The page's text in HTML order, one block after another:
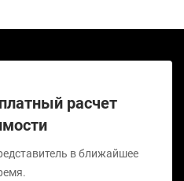
расчет
в ближайшее